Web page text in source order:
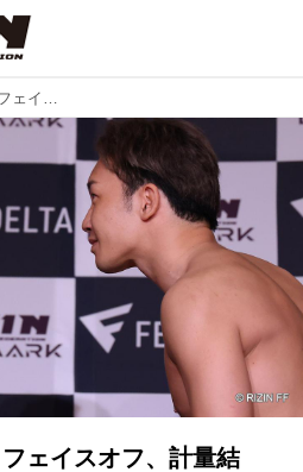
全選手計量クリア！フェイスオフ、計量結果、身長差、リーチ差を掲載中！FEDELTA presents RIZIN LANDMARK 5 in YOYOGI 計量結果
ェイスオフ、計量結